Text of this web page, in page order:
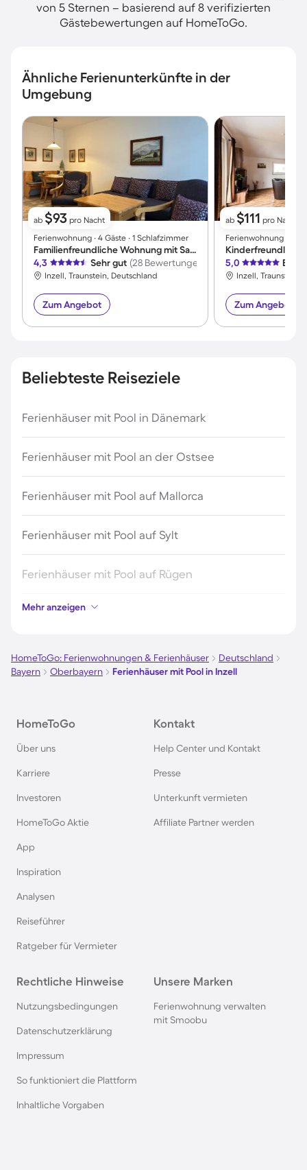
von 5 Sternen – basierend auf 8 verifizierten
Gästebewertungen auf HomeToGo.
Ähnliche Ferienunterkünfte in der
Umgebung
ab $93 pro Nacht
Ferienwohnung ∙ 4 Gäste ∙ 1 Schlafzimmer
Familienfreundliche Wohnung mit Sauna | Bergblick | Perfekt für die Arbeit von Zuhause
4,3
Sehr gut (28 Bewertungen)
Inzell, Traunstein, Deutschland
Zum Angebot
ab $111 pro Nacht
Ferienwohnung ∙ 6
Kinderfreundliche
5,0
Inzell, Traunstein,
Zum Angebot
Beliebteste Reiseziele
Ferienhäuser mit Pool in Dänemark
Ferienhäuser mit Pool an der Ostsee
Ferienhäuser mit Pool auf Mallorca
Ferienhäuser mit Pool auf Sylt
Ferienhäuser mit Pool auf Rügen
Ferienhäuser mit Pool am Gardasee
Ferienhäuser mit Pool an der Nordsee
Ferienhäuser mit Pool im Allgäu
Ferienhäuser mit Pool auf Fehmarn
Ferienhäuser mit Pool in Büsum
Ferienhäuser mit Pool in Berlin
Ferienhäuser mit Pool auf Texel
Ferienhäuser mit Pool in Oberstdorf
Mehr anzeigen
HomeToGo: Ferienwohnungen & Ferienhäuser
Deutschland
Bayern
Oberbayern Ferienhäuser mit Pool in Inzell
HomeToGo
Über uns
Karriere
Investoren
HomeToGo Aktie
App
Inspiration
Analysen
Reiseführer
Ratgeber für Vermieter
Kontakt
Help Center und Kontakt
Presse
Unterkunft vermieten
Affiliate Partner werden
Rechtliche Hinweise
Nutzungsbedingungen
Datenschutzerklärung
Impressum
So funktioniert die Plattform
Inhaltliche Vorgaben
Unsere Marken
Ferienwohnung verwalten
mit Smoobu